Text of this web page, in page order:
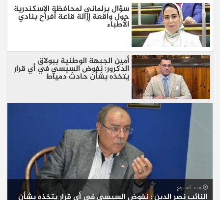
سؤال برلماني لمحافظة الإسكندرية
حول واقعة إزالة قاعة أفراح بنادي
الأطباء
أمين الجبهة الوطنية ببولاق
الدكرور: نفوض السيسي في أي قرار
يتخذه بشأن حادث دمياط
منذ اسبوع